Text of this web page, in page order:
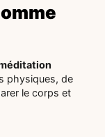
physiques, de
le corps et